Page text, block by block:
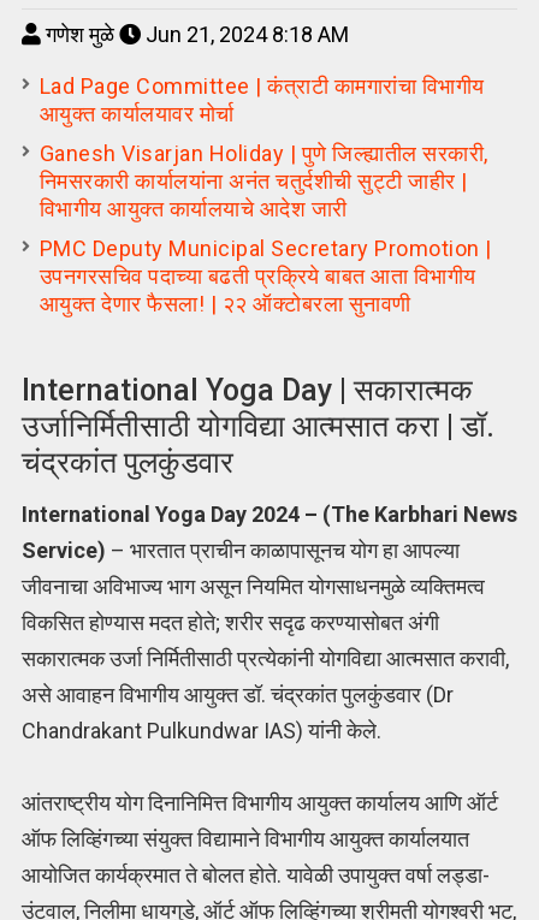
गणेश मुळे Jun 21, 2024 8:18 AM
Lad Page Committee | कंत्राटी कामगारांचा विभागीय
आयुक्त कार्यालयावर मोर्चा
Ganesh Visarjan Holiday | पुणे जिल्ह्यातील सरकारी,
निमसरकारी कार्यालयांना अनंत चतुर्दशीची सुट्टी जाहीर |
विभागीय आयुक्त कार्यालयाचे आदेश जारी
PMC Deputy Municipal Secretary Promotion |
उपनगरसचिव पदाच्या बढती प्रक्रिये बाबत आता विभागीय
आयुक्त देणार फैसला! | २२ ऑक्टोबरला सुनावणी
International Yoga Day | सकारात्मक
उर्जानिर्मितीसाठी योगविद्या आत्मसात करा | डॉ.
चंद्रकांत पुलकुंडवार
International Yoga Day 2024 – (The Karbhari News
Service) – भारतात प्राचीन काळापासूनच योग हा आपल्या
जीवनाचा अविभाज्य भाग असून नियमित योगसाधनमुळे व्यक्तिमत्व
विकसित होण्यास मदत होते; शरीर सदृढ करण्यासोबत अंगी
सकारात्मक उर्जा निर्मितीसाठी प्रत्येकांनी योगविद्या आत्मसात करावी,
असे आवाहन विभागीय आयुक्त डॉ. चंद्रकांत पुलकुंडवार (Dr
Chandrakant Pulkundwar IAS) यांनी केले.
आंतराष्ट्रीय योग दिनानिमित्त विभागीय आयुक्त कार्यालय आणि ऑर्ट
ऑफ लिव्हिंगच्या संयुक्त विद्यामाने विभागीय आयुक्त कार्यालयात
आयोजित कार्यक्रमात ते बोलत होते. यावेळी उपायुक्त वर्षा लड्डा-
उंटवाल, निलीमा धायगुडे, ऑर्ट ऑफ लिव्हिंगच्या श्रीमती योगश्वरी भट,